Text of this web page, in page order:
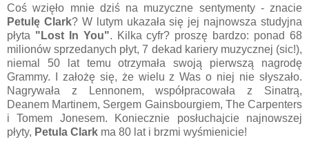
Coś wzięło mnie dziś na muzyczne sentymenty - znacie
Petulę Clark? W lutym ukazała się jej najnowsza studyjna
płyta "Lost In You". Kilka cyfr? proszę bardzo: ponad 68
milionów sprzedanych płyt, 7 dekad kariery muzycznej (sic!),
niemal 50 lat temu otrzymała swoją pierwszą nagrodę
Grammy. I założę się, że wielu z Was o niej nie słyszało.
Nagrywała z Lennonem, współpracowała z Sinatrą,
Deanem Martinem, Sergem Gainsbourgiem, The Carpenters
i Tomem Jonesem. Koniecznie posłuchajcie najnowszej
płyty, Petula Clark ma 80 lat i brzmi wyśmienicie!